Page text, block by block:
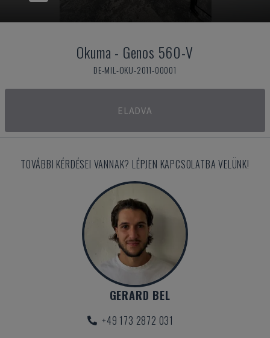
Okuma - Genos 560-V
DE-MIL-OKU-2011-00001
ELADVA
TOVÁBBI KÉRDÉSEI VANNAK? LÉPJEN KAPCSOLATBA VELÜNK!
GERARD BEL
+49 173 2872 031